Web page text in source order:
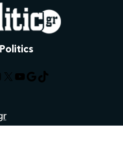
X YouTube
Google
TikTok